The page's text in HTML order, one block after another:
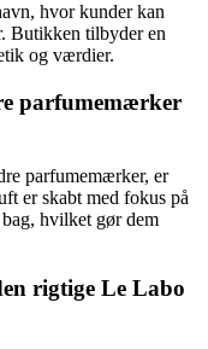
hvor kunder kan
Butikken tilbyder en
og værdier.
parfumemærker
parfumemærker, er
er skabt med fokus på
hvilket gør dem
rigtige Le Labo